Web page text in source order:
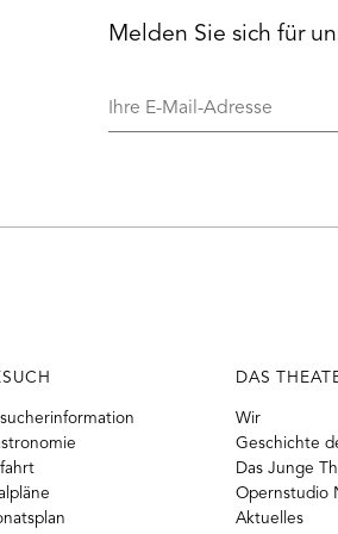
Melden Sie sich für
Ihre
DAS
Wir
Geschichte
Das Junge
Opernstudio
Aktuelles